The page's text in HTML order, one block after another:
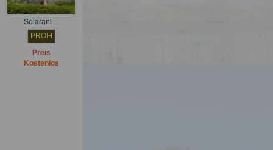
Solaranl ...
PROFI
Preis
Kostenlos